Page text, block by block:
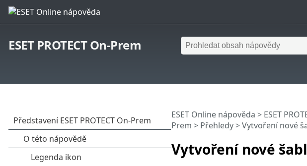
ESET PROTECT On-Prem
Vytvoření nové
ESET Online nápověda > ESET
Prem > Přehledy> Vytvoření nové